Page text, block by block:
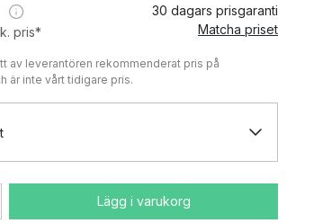
pris*
30 dagars prisgaranti
Matcha priset
av leverantören rekommenderat pris på
är inte vårt tidigare pris.
Lägg i varukorg